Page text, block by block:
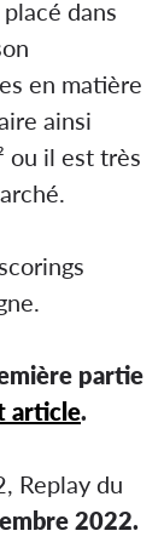
dans
en matière
ainsi
ou il est très
partie
article.
Replay du
2022.